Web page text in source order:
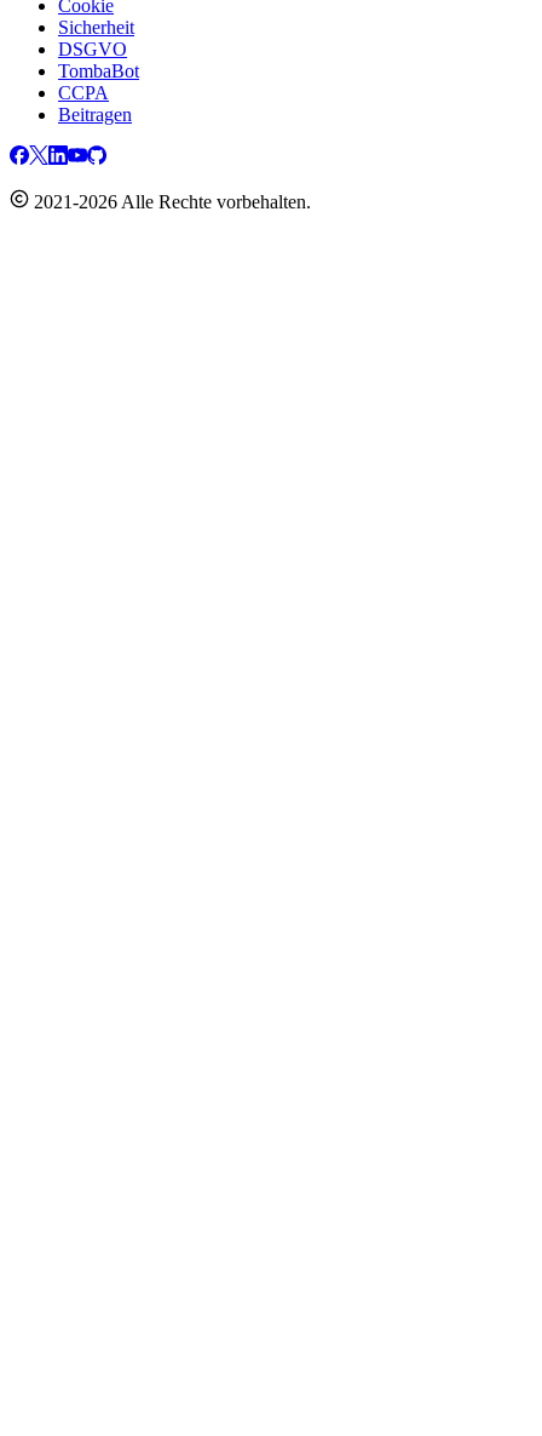
Cookie
Sicherheit
DSGVO
TombaBot
CCPA
Beitragen
2021-2026 Alle Rechte vorbehalten.